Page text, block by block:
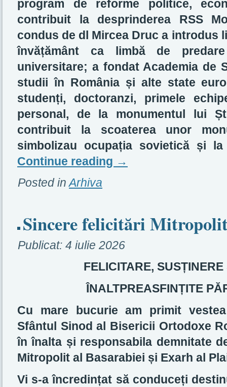
program de reforme politice,
contribuit la desprinderea RSS
condus de dl Mircea Druc a introdus
învățământ ca limbă de
universitare; a fondat Academia de
studii în România și alte state
studenți, doctoranzi, primele
personal, de la monumentul lui
contribuit la scoaterea unor
simbolizau ocupația sovietică și
Continue reading →
Posted in Arhiva
Sincere felicitări
Publicat: 4 iulie 2026
FELICITARE,
ÎNALTPREASFINȚITE
Cu mare bucurie am primit
Sfântul Sinod al Bisericii Ortodoxe
în înalta și responsabila demnitate
Mitropolit al Basarabiei și Exarh al
Vi s-a încredințat să conduceți